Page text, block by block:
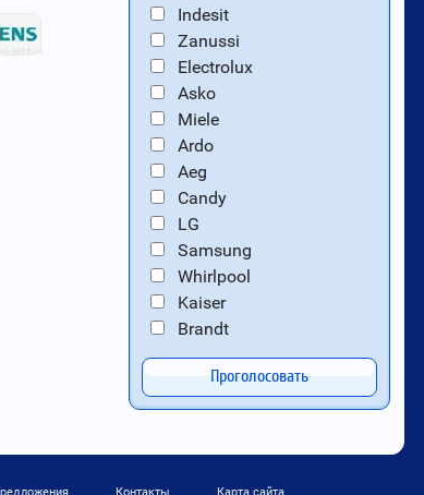
Indesit
Zanussi
Electrolux
Asko
Miele
Ardo
Aeg
Candy
LG
Samsung
Whirlpool
Kaiser
Brandt
Проголосовать